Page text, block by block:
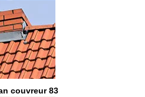
couvreur 83